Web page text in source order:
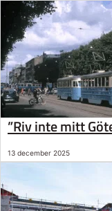
”Riv inte mitt
13 december 2025